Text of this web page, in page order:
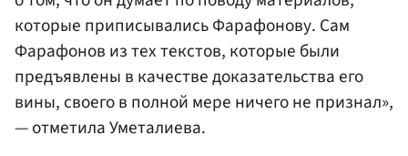
которые приписывались Фарафонову. Сам
Фарафонов из тех текстов, которые были
предъявлены в качестве доказательства его
вины, своего в полной мере ничего не признал»,
— отметила Уметалиева.